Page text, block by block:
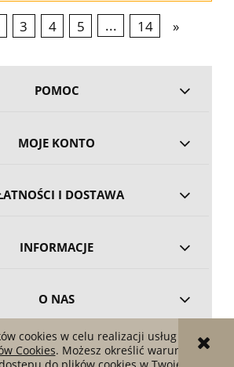
cookies w celu realizacji usług i
Cookies. Możesz określić warunki
3 4 5 ... 14 »
POMOC
MOJE KONTO
I DOSTAWA
INFORMACJE
O NAS
PEŁNĄ WERSJĘ STRONY